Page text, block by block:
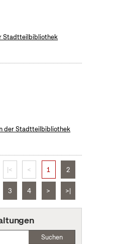
Stadtteilbibliothek
der Stadtteilbibliothek
|< < 1 2
3 4 > >|
Suchen